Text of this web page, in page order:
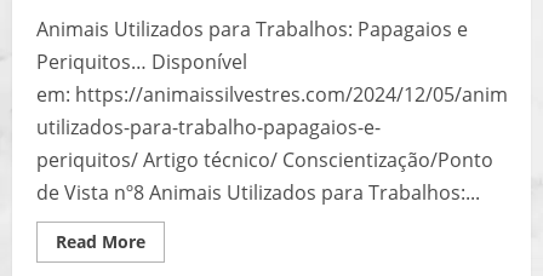
Animais Utilizados para Trabalhos: Papagaios e
Periquitos… Disponível
em: https://animaissilvestres.com/2024/12/05/animais-
utilizados-para-trabalho-papagaios-e-
periquitos/ Artigo técnico/ Conscientização/Ponto
de Vista nº8 Animais Utilizados para Trabalhos:...
Read MoreRead
more